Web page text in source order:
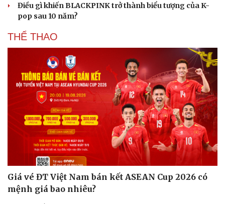
Điều gì khiến BLACKPINK trở thành biểu tượng của K-
pop sau 10 năm?
THỂ THAO
Giá vé ĐT Việt Nam bán kết ASEAN Cup 2026 có
mệnh giá bao nhiêu?